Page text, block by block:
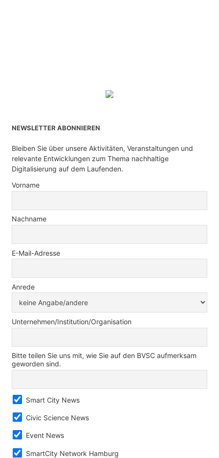
NEWSLETTER ABONNIEREN
Bleiben Sie über unsere Aktivitäten, Veranstaltungen und
relevante Entwicklungen zum Thema nachhaltige
Digitalisierung auf dem Laufenden.
Vorname
Nachname
E-Mail-Adresse
Anrede
Unternehmen/Institution/Organisation
Bitte teilen Sie uns mit, wie Sie auf den BVSC aufmerksam
geworden sind.
Smart City News
Civic Science News
Event News
SmartCity Network Hamburg